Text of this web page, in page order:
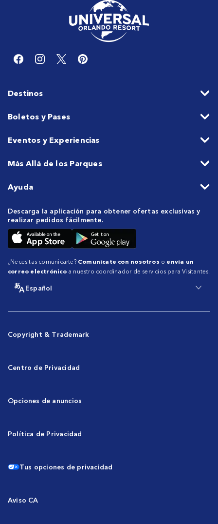
Destinos
Boletos y Pases
Eventos y Experiencias
Más Allá de los Parques
Ayuda
Descarga la aplicación para obtener ofertas exclusivas y
realizar pedidos fácilmente.
¿Necesitas comunicarte? Comunícate con nosotros o envía un
correo electrónicoa nuestro coordinador de servicios para Visitantes.
Español
Copyright & Trademark
Centro de Privacidad
Opciones de anuncios
Política de Privacidad
Tus opciones de privacidad
Aviso CA